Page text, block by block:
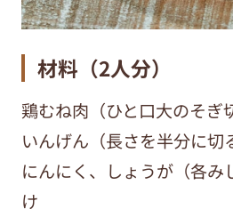
材料（2人分）
鶏むね肉（ひと口大のそ
いんげん（長さを半分に
にんにく、しょうが（各
け